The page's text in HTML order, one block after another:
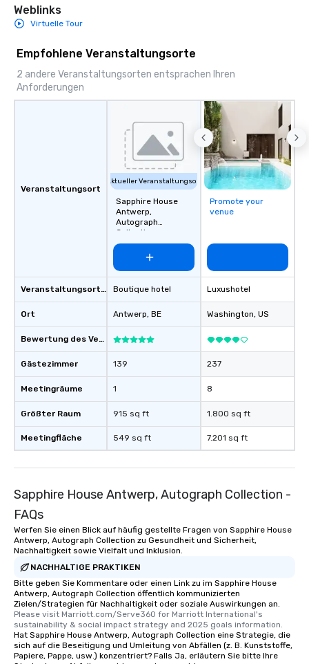
Weblinks
Virtuelle Tour
Empfohlene Veranstaltungsorte
2 andere Veranstaltungsorten entsprachen Ihren
Anforderungen
Veranstaltungsort
Veranstaltungsortstyp
Ort
Bewertung des Veranstaltungsortes
Gästezimmer
Meetingräume
Größter Raum
Meetingfläche
Aktueller Veranstaltungsort
Sapphire House
Antwerp,
Autograph
Collection
Boutique hotel
Antwerp, BE
139
1
915 sq ft
549 sq ft
Promote your
venue
Luxushotel
Washington, US
237
8
1.800 sq ft
7.201 sq ft
Sapphire House Antwerp, Autograph Collection -
FAQs
Werfen Sie einen Blick auf häufig gestellte Fragen von Sapphire House
Antwerp, Autograph Collection zu Gesundheit und Sicherheit,
Nachhaltigkeit sowie Vielfalt und Inklusion.
NACHHALTIGE PRAKTIKEN
Bitte geben Sie Kommentare oder einen Link zu im Sapphire House
Antwerp, Autograph Collection öffentlich kommunizierten
Zielen/Strategien für Nachhaltigkeit oder soziale Auswirkungen an.
Please visit Marriott.com/Serve360 for Marriott International's
sustainability & social impact strategy and 2025 goals information.
Hat Sapphire House Antwerp, Autograph Collection eine Strategie, die
sich auf die Beseitigung und Umleitung von Abfällen (z. B. Kunststoffe,
Papiere, Pappe, usw.) konzentriert? Falls Ja, erläutern Sie bitte Ihre